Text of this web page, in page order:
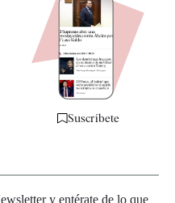
Suscríbete
y entérate de lo que